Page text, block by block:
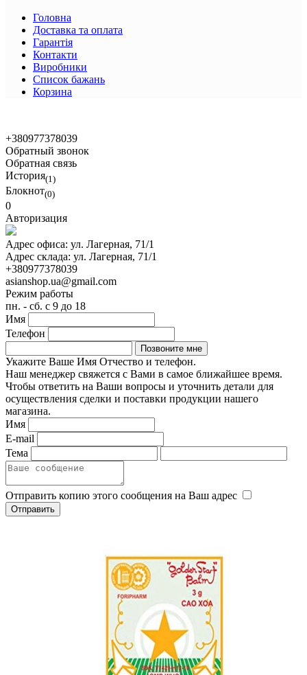
Головна
Доставка та оплата
Гарантія
Контакти
Виробники
Список бажань
Корзина
+380977378039
Обратный звонок
Обратная связь
История(1)
Блокнот(0)
0
Авторизация
Адрес офиса: ул. Лагерная, 71/1
Адрес склада: ул. Лагерная, 71/1
+380977378039
asianshop.ua@gmail.com
Режим работы
пн. - сб. с 9 до 18
Имя
Телефон
Укажите Ваше Имя Отчество и телефон.
Наш менеджер свяжется с Вами в самое ближайшее время.
Чтобы ответить на Ваши вопросы и уточнить детали для
осуществления сделки и поставки продукции нашего
магазина.
Имя
E-mail
Тема
Отправить копию этого сообщения на Ваш адрес